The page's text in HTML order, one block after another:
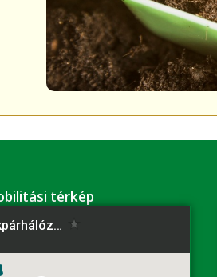
térkép